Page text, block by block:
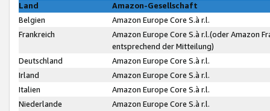
Land
Amazon-Gesellschaft
Belgien
Amazon Europe Core S.à r.l.
Frankreich
Amazon Europe Core S.à r.l.(oder Amazon
entsprechend der Mitteilung)
Deutschland
Amazon Europe Core S.à r.l.
Irland
Amazon Europe Core S.à r.l.
Italien
Amazon Europe Core S.à r.l.
Niederlande
Amazon Europe Core S.à r.l.